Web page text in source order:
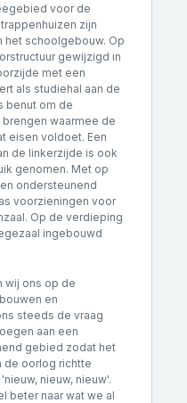
voor de
zijn
het schoolgebouw. Op
gewijzigd in
met een
als studiehal aan de
benut om de
waarmee de
eisen voldoet. Een
de linkerzijde is ook
genomen. Met op
ondersteunend
voorzieningen voor
Op de verdieping
ingebouwd
wij ons op de
en
steeds de vraag
aan een
gebied zodat het
de oorlog richtte
nieuw, nieuw'.
beter naar wat we al